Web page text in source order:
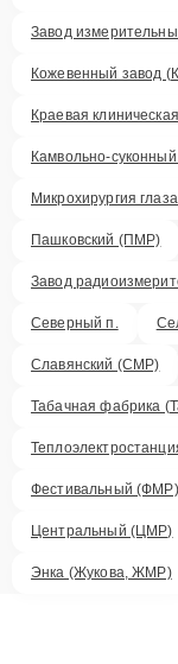
Завод
Кожевенный завод
Краевая
Камвольно-
Микрохирургия
Пашковский (ПМР)
Завод
Северный п.
Славянский (СМР)
Табачная фабрика
Фестивальный (ФМР)
Центральный (ЦМР)
Энка (Жукова, ЖМР)